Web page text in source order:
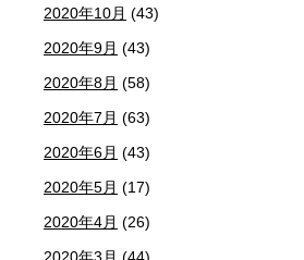
2020年10月 (43)
2020年9月 (43)
2020年8月 (58)
2020年7月 (63)
2020年6月 (43)
2020年5月 (17)
2020年4月 (26)